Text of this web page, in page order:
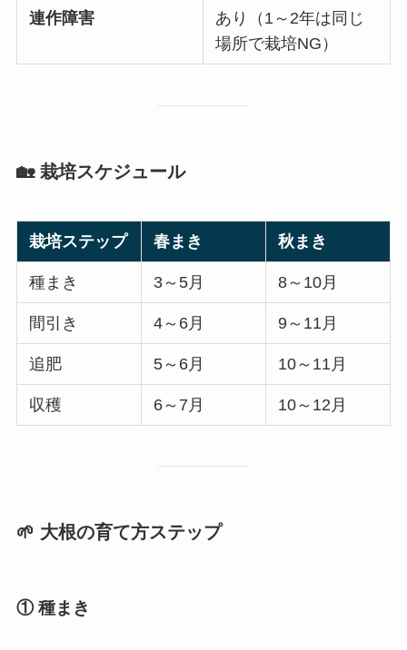
連作障害
あり（1～2年は同じ
場所で栽培NG）
🏡 栽培スケジュール
栽培ステップ 春まき 秋まき
種まき 3～5月 8～10月
間引き 4～6月 9～11月
追肥 5～6月 10～11月
収穫 6～7月 10～12月
🌱 大根の育て方ステップ
① 種まき